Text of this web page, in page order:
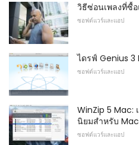
วิธีซ่อนเพลงที่ซื้
ซอฟต์แวร์และแอป
ไดรฟ์ Genius 3
ซอฟต์แวร์และแอป
WinZip 5 Mac:
นิยมสำหรับ Mac
ซอฟต์แวร์และแอป